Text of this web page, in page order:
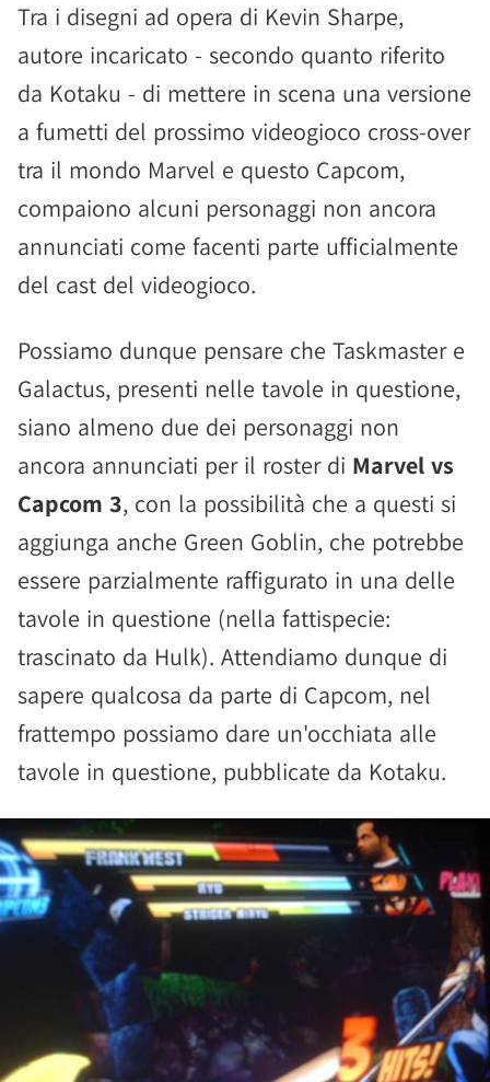
Tra i disegni ad opera di Kevin Sharpe,
autore incaricato - secondo quanto riferito
da Kotaku - di mettere in scena una versione
a fumetti del prossimo videogioco cross-over
tra il mondo Marvel e questo Capcom,
compaiono alcuni personaggi non ancora
annunciati come facenti parte ufficialmente
del cast del videogioco.
Possiamo dunque pensare che Taskmaster e
Galactus, presenti nelle tavole in questione,
siano almeno due dei personaggi non
ancora annunciati per il roster di Marvel vs
Capcom 3, con la possibilità che a questi si
aggiunga anche Green Goblin, che potrebbe
essere parzialmente raffigurato in una delle
tavole in questione (nella fattispecie:
trascinato da Hulk). Attendiamo dunque di
sapere qualcosa da parte di Capcom, nel
frattempo possiamo dare un'occhiata alle
tavole in questione, pubblicate da Kotaku.